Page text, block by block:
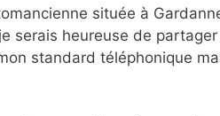
située à
serais heureuse de
standard téléphonique